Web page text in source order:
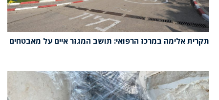
תקרית אלימה במרכז הרפואי: תושב המגזר איים על מאבטחים